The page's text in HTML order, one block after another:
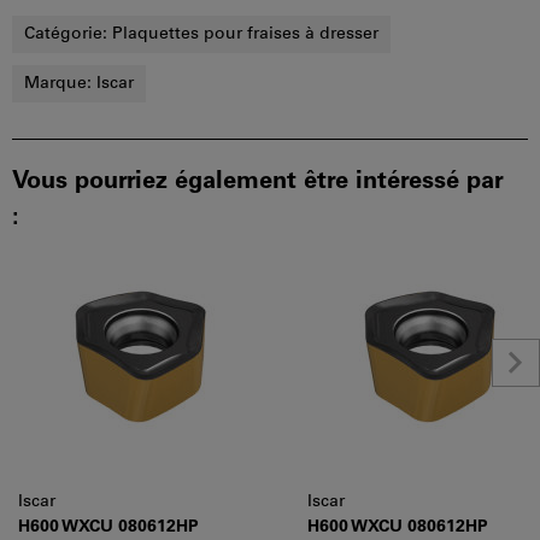
Catégorie: Plaquettes pour fraises à dresser
Marque: Iscar
Vous pourriez également être intéressé par
:
Iscar
H600 WXCU 080612HP
Iscar
H600 WXCU 080612HP